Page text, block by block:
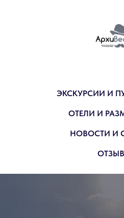
ЭКСКУРСИИ И
ОТЕЛИ И
НОВОСТИ И